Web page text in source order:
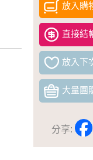
放入購
直接結
放入下
大量團
分享: